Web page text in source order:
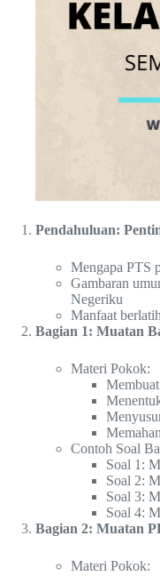
Pendahuluan:
Mengapa PTS
Gambaran
Negeriku
Manfaat
Bagian 1: Muatan
Materi Pokok:
Contoh Soal
Soal 1:
Soal 2:
Soal 3:
Soal 4:
Bagian 2: Muatan
Materi Pokok: